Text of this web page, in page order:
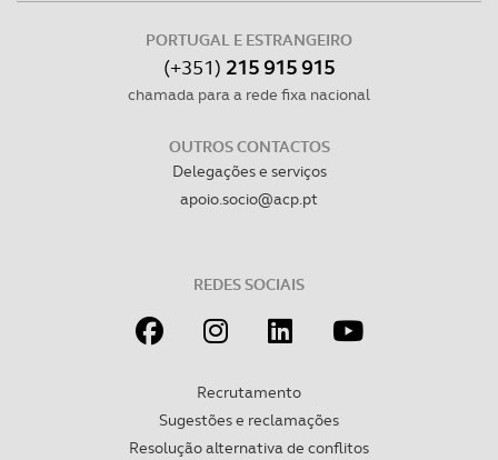
PORTUGAL E ESTRANGEIRO
(+351) 215 915 915
chamada para a rede fixa nacional
OUTROS CONTACTOS
Delegações e serviços
apoio.socio@acp.pt
REDES SOCIAIS
Recrutamento
Sugestões e reclamações
Resolução alternativa de conflitos